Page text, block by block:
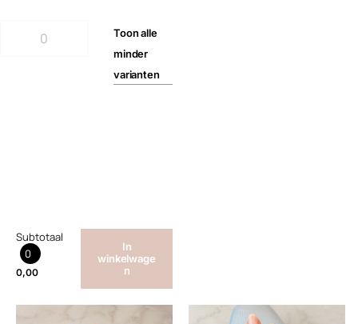
Toonalle
minder
varianten
Subtotaal
0
0,00
In
winkelwage
n